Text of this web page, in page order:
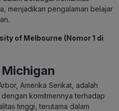
menjadikan pengalaman belajar
of Melbourne (Nomor 1 di
Amerika Serikat, adalah
komitmennya terhadap
tinggi, terutama dalam